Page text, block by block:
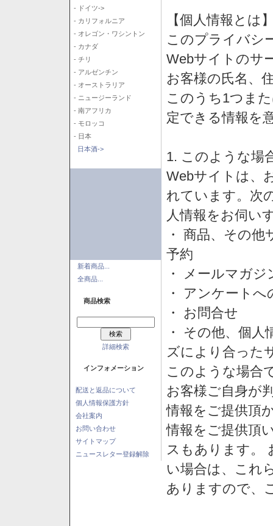
- ドイツ->
- カリフォルニア
- オレゴン・ワシントン
- カナダ
- チリ
- アルゼンチン
- オーストラリア
- ニュージーランド
- 南アフリカ
- モロッコ
- 日本
日本酒->
新着商品...
全商品...
商品検索
詳細検索
インフォメーション
配送と返品について
個人情報保護方針
会社案内
お問い合わせ
サイトマップ
ニュースレター登録解除
【個人情報とは
このプライバシ
Webサイトのサ
お客様の氏名、
このうち1つま
定できる情報を
1. このような場
Webサイトは、
れています。次
人情報をお伺い
・ 商品、その
予約
・ メールマガ
・ アンケートへ
・ お問合せ
・ その他、個
ズにより合った
このような場合
お客様ご自身が
情報をご提供頂
情報をご提供頂
スもあります。
い場合は、これ
ありますので、